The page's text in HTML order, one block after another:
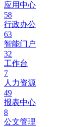
应用中心
58
行政办公
63
智能门户
32
工作台
7
人力资源
49
报表中心
8
公文管理